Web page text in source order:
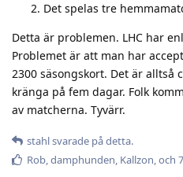
Det spelas tre
Detta är problemen. LHC har
Problemet är att man har
2300 säsongskort. Det är alltså
kränga på fem dagar. Folk
av matcherna. Tyvärr.
stahlsvarade på detta.
Rob,damphunden, Kallzon, och 7